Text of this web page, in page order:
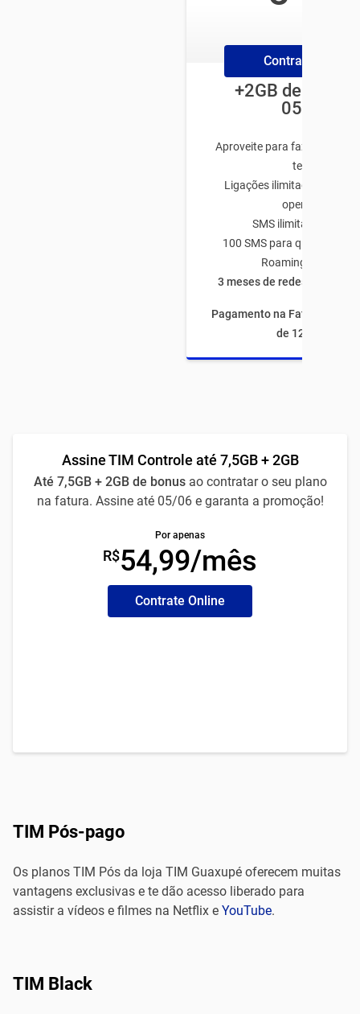
Contrate Online
+2GB de bônus
05/06!
Aproveite para fazer o plano
tenha:
Ligações ilimitadas para
operadora
SMS ilimitado TIM-
100 SMS para qualquer
Roaming Nacional
3 meses de redes sociais à
Pagamento na Fatura com
de 12 meses
Assine TIM Controle até 7,5GB + 2GB
Até 7,5GB + 2GB de bonus ao contratar o seu plano
na fatura. Assine até 05/06 e garanta a promoção!
Por apenas
R$54,99/mês
Contrate Online
TIM Pós-pago
Os planos TIM Pós da loja TIM Guaxupé oferecem muitas
vantagens exclusivas e te dão acesso liberado para
assistir a vídeos e filmes na Netflix e YouTube.
TIM Black